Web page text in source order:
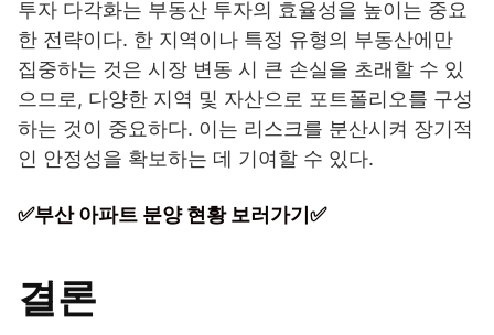
투자 다각화는 부동산 투자의 효율성을 높이는 중요
한 전략이다. 한 지역이나 특정 유형의 부동산에만
집중하는 것은 시장 변동 시 큰 손실을 초래할 수 있
으므로, 다양한 지역 및 자산으로 포트폴리오를 구성
하는 것이 중요하다. 이는 리스크를 분산시켜 장기적
인 안정성을 확보하는 데 기여할 수 있다.
✅부산 아파트 분양 현황 보러가기✅
결론